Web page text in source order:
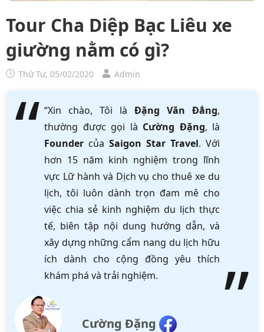
Tour Cha Diệp Bạc Liêu xe
giường nằm có gì?
Thứ Tư, 05/02/2020 Admin
“Xin chào, Tôi là Đặng Văn Đẳng,
thường được gọi là Cường Đặng, là
Founder của Saigon Star Travel. Với
hơn 15 năm kinh nghiệm trong lĩnh
vực Lữ hành và Dịch vụ cho thuê xe du
lịch, tôi luôn dành trọn đam mê cho
việc chia sẻ kinh nghiệm du lịch thực
tế, biên tập nội dung hướng dẫn, và
xây dựng những cẩm nang du lịch hữu
ích dành cho cộng đồng yêu thích
khám phá và trải nghiệm.
Cường Đặng